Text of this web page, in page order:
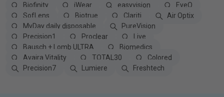
Biofinity
iWear easyvision
EyeQ
SofLens
Biotrue Clariti
Air Optix
MyDay daily disposable
PureVision
Precision1
Proclear
Live
Bausch + Lomb ULTRA
Biomedics
Avaira Vitality
TOTAL30
Colored
Precision7
Lumiere Freshtech